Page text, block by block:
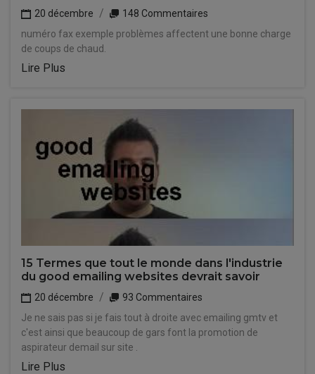
20 décembre
148 Commentaires
numéro fax exemple problèmes affectent une bonne charge
de coups de chaud.
Lire Plus
15 Termes que tout le monde dans l'industrie
du good emailing websites devrait savoir
20 décembre
93 Commentaires
Je ne sais pas si je fais tout à droite avec emailing gmtv et
c'est ainsi que beaucoup de gars font la promotion de
aspirateur demail sur site .
Lire Plus